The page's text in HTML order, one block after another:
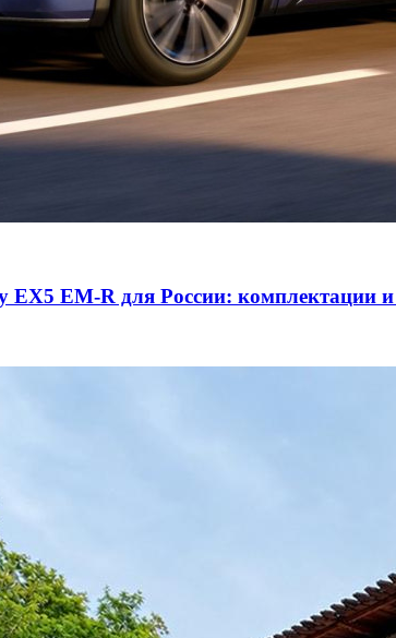
EX5 EM-R для России: комплектации